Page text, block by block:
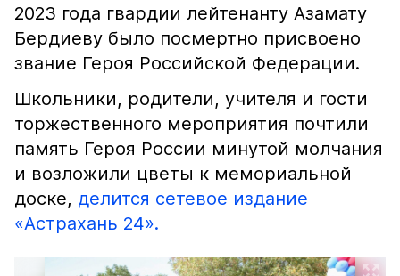
2023 года гвардии лейтенанту Азамату
Бердиеву было посмертно присвоено
звание Героя Российской Федерации.
Школьники, родители, учителя и гости
торжественного мероприятия почтили
память Героя России минутой молчания
и возложили цветы к мемориальной
доске, делится сетевое издание
«Астрахань 24».